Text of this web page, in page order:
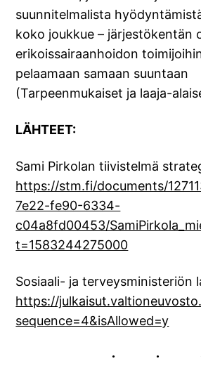
suunnitelmalista
koko joukkue – järjestökentän
erikoissairaanhoidon
pelaamaan samaan suuntaan
(Tarpeenmukaiset ja laaja-
LÄHTEET:
Sami Pirkolan tiivistelmä
https://stm.fi/documents/
7e22-fe90-6334-
c04a8fd00453/
t=1583244275000
Sosiaali- ja terveysministeriön
https://
sequence=4&isAllowed=y